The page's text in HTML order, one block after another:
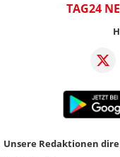
TAG24
Unsere Redaktionen